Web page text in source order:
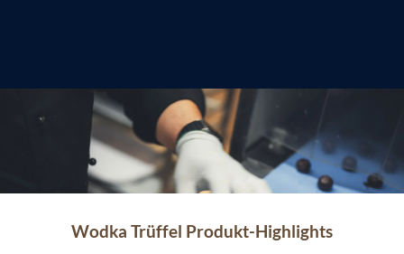
Wodka Trüffel Produkt-Highlights